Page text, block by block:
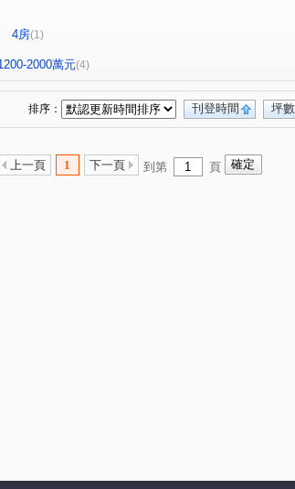
4房(1)
2000萬元(4)
坪數
刊登時間
排序：
上一頁 1 下一頁 到第 頁